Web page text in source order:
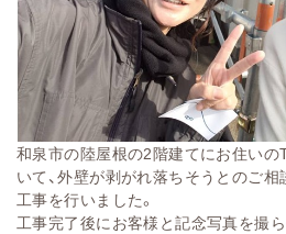
和泉市の陸屋根の2階建てにお住いの
いて、外壁が剥がれ落ちそうとのご
工事を行いました。
工事完了後にお客様と記念写真を撮